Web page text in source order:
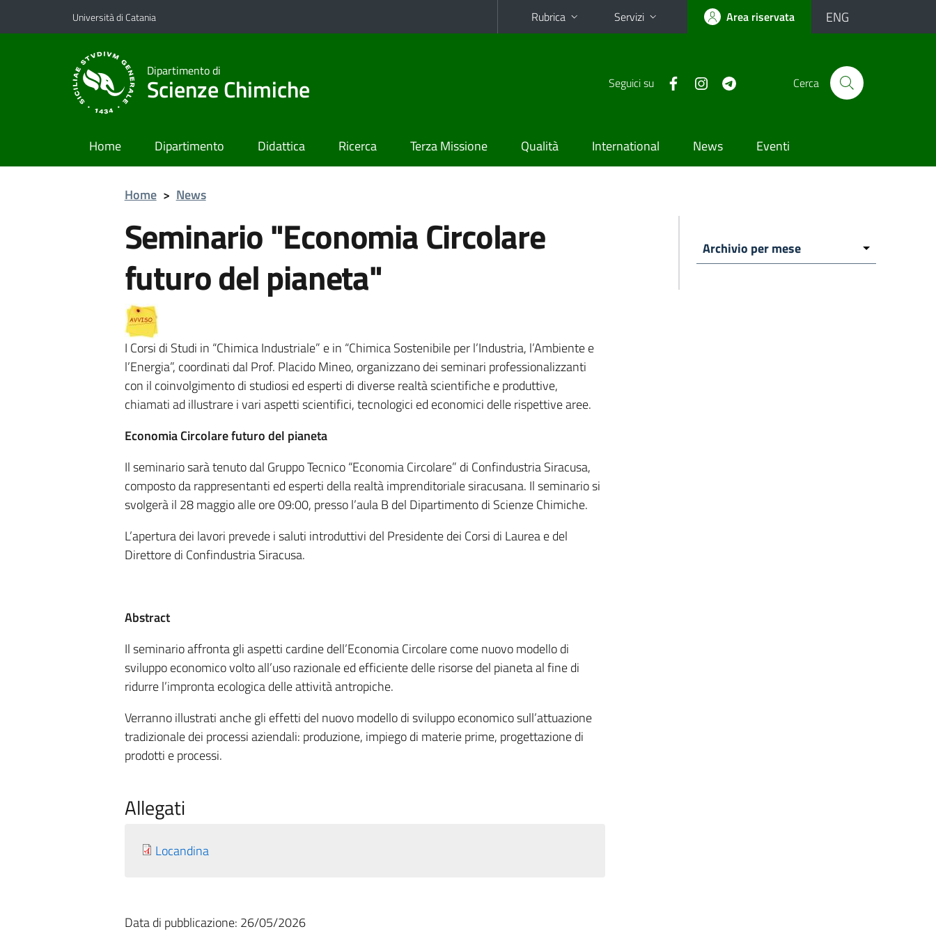
Vai al contenuto principale
Vai al menu di navigazione
Università di Catania Rubrica Servizi Area riservata ENG
Dipartimento di
Scienze Chimiche Seguici su Cerca
Home Dipartimento Didattica Ricerca Terza Missione Qualità International News Eventi
Home > News
Seminario "Economia Circolare
futuro del pianeta"
I Corsi di Studi in “Chimica Industriale” e in “Chimica Sostenibile per l’Industria, l’Ambiente e
l’Energia”, coordinati dal Prof. Placido Mineo, organizzano dei seminari professionalizzanti
con il coinvolgimento di studiosi ed esperti di diverse realtà scientifiche e produttive,
chiamati ad illustrare i vari aspetti scientifici, tecnologici ed economici delle rispettive aree.
Economia Circolare futuro del pianeta
Il seminario sarà tenuto dal Gruppo Tecnico “Economia Circolare” di Confindustria Siracusa,
composto da rappresentanti ed esperti della realtà imprenditoriale siracusana. Il seminario si
svolgerà il 28 maggio alle ore 09:00, presso l’aula B del Dipartimento di Scienze Chimiche.
L’apertura dei lavori prevede i saluti introduttivi del Presidente dei Corsi di Laurea e del
Direttore di Confindustria Siracusa.
Abstract
Il seminario affronta gli aspetti cardine dell’Economia Circolare come nuovo modello di
sviluppo economico volto all’uso razionale ed efficiente delle risorse del pianeta al fine di
ridurre l’impronta ecologica delle attività antropiche.
Verranno illustrati anche gli effetti del nuovo modello di sviluppo economico sull’attuazione
tradizionale dei processi aziendali: produzione, impiego di materie prime, progettazione di
prodotti e processi.
Allegati
Locandina
Data di pubblicazione: 26/05/2026